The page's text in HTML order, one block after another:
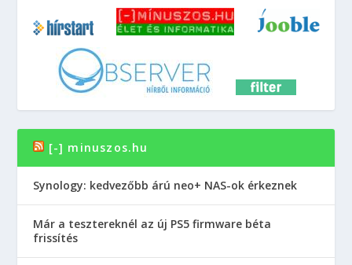
[-] minuszos.hu
Synology: kedvezőbb árú neo+ NAS-ok érkeznek
Már a tesztereknél az új PS5 firmware béta
frissítés